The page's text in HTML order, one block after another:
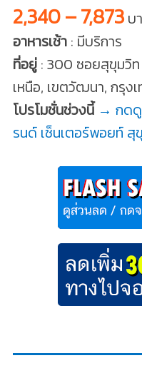
2,340 – 7,873บ
อาหารเช้า: มีบริการ
ที่อยู่: 300 ซอยสุขุมวิท
เหนือ, เขตวัฒนา, กรุง
โปรโมชั่นช่วงนี้ → กดดู
รนด์ เซ็นเตอร์พอยท์ สุ